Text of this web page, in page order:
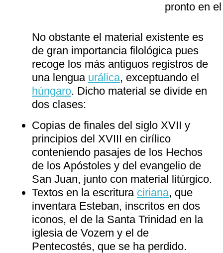
pronto en
No obstante el material existente es
de gran importancia filológica pues
recoge los más antiguos registros de
una lengua urálica, exceptuando el
húngaro. Dicho material se divide en
dos clases:
Copias de finales del siglo XVII y
principios del XVIII en cirílico
conteniendo pasajes de los Hechos
de los Apóstoles y del evangelio de
San Juan, junto con material litúrgico.
Textos en la escritura ciriana, que
inventara Esteban, inscritos en dos
iconos, el de la Santa Trinidad en la
iglesia de Vozem y el de
Pentecostés, que se ha perdido.